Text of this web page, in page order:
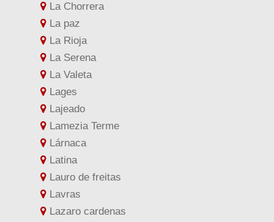
La Chorrera
La paz
La Rioja
La Serena
La Valeta
Lages
Lajeado
Lamezia Terme
Lárnaca
Latina
Lauro de freitas
Lavras
Lazaro cardenas